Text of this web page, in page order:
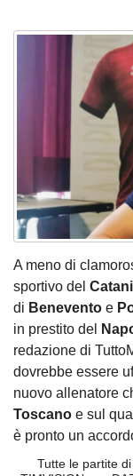
A meno di
sportivo del
di Benevento e
in prestito del
redazione di
dovrebbe essere
nuovo allenatore
Toscano e sul
è pronto un
Tutte le partite